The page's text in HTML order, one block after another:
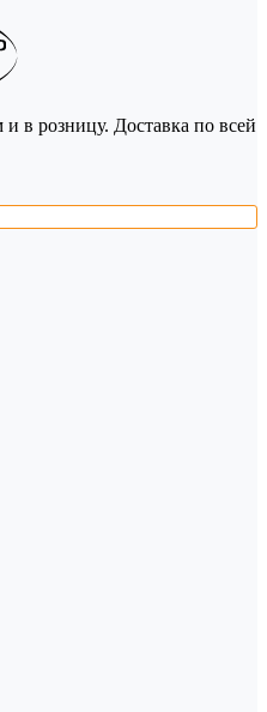
в розницу. Доставка по всей